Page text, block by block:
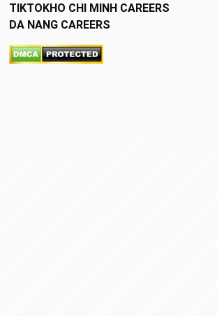
TIKTOKHO CHI MINH CAREERS
DA NANG CAREERS